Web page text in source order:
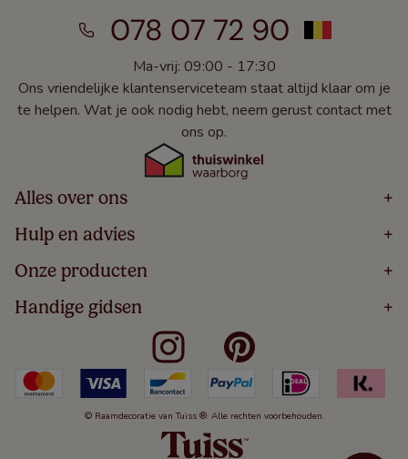
078 07 72 90
Ma-vrij: 09:00 - 17:30
Ons vriendelijke klantenserviceteam staat altijd klaar om je
te helpen. Wat je ook nodig hebt, neem gerust contact met
ons op.
Alles over ons +
Home
Over
Bestellen
Winacties
Veelgestelde Vragen
Hulp en advies +
Volg Je Bestelling
Levering
5 Jaar Garantie
Algemene Voorwaarden
Kindveiligheid
Cookies
Herroepingsrecht
Onze producten +
Houten Jaloezieën
Rolgordijnen
Verticale Jaloezieën
Duo Rolgordijnen
Duo Plisségordijnen
Handige gidsen +
Meten Voor Raamdecoratie
Badkamer Raamdecoratie
Slaapkamer Raamdecoratie
Keuken Raamdecoratie
De Jaloezieën Gids
Jaloezieënwoordenboek
© Raamdecoratie van Tuiss ®. Alle rechten voorbehouden.